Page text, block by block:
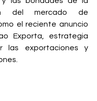
del mercado de
el reciente anuncio
Exporta, estrategia
las exportaciones y